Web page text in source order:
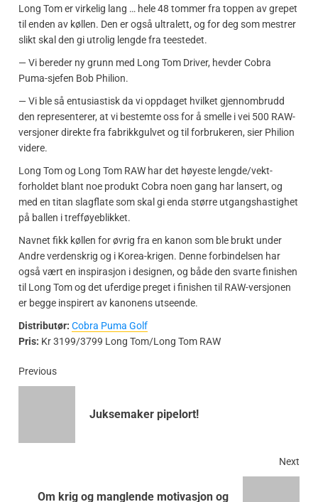
Long Tom er virkelig lang … hele 48 tommer fra toppen av grepet
til enden av køllen. Den er også ultralett, og for deg som mestrer
slikt skal den gi utrolig lengde fra teestedet.
— Vi bereder ny grunn med Long Tom Driver, hevder Cobra
Puma-sjefen Bob Philion.
— Vi ble så entusiastisk da vi oppdaget hvilket gjennombrudd
den representerer, at vi bestemte oss for å smelle i vei 500 RAW-
versjoner direkte fra fabrikkgulvet og til forbrukeren, sier Philion
videre.
Long Tom og Long Tom RAW har det høyeste lengde/vekt-
forholdet blant noe produkt Cobra noen gang har lansert, og
med en titan slagflate som skal gi enda større utgangshastighet
på ballen i trefføyeblikket.
Navnet fikk køllen for øvrig fra en kanon som ble brukt under
Andre verdenskrig og i Korea-krigen. Denne forbindelsen har
også vært en inspirasjon i designen, og både den svarte finishen
til Long Tom og det uferdige preget i finishen til RAW-versjonen
er begge inspirert av kanonens utseende.
Distributør: Cobra Puma Golf
Pris: Kr 3199/3799 Long Tom/Long Tom RAW
Previous
Juksemaker pipelort!
Next
Om krig og manglende motivasjon og